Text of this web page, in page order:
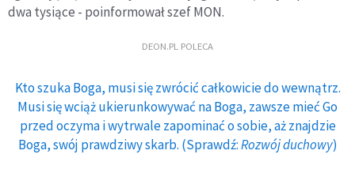
dwa tysiące - poinformował szef MON.
DEON.PL POLECA
Kto szuka Boga, musi się zwrócić całkowicie do wewnątrz.
Musi się wciąż ukierunkowywać na Boga, zawsze mieć Go
przed oczyma i wytrwale zapominać o sobie, aż znajdzie
Boga, swój prawdziwy skarb. (Sprawdź:Rozwój duchowy)